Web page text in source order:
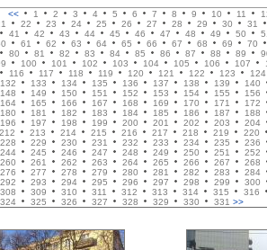
<< 1 2 3 4 5 6 7 8 9 10 11
22 23 24 25 26 27 28 29 30 31
41 42 43 44 45 46 47 48 49 50
61 62 63 64 65 66 67 68 69 70
80 81 82 83 84 85 86 87 88 89
100 101 102 103 104 105 106 107
116 117 118 119 120 121 122 123 124
132 133 134 135 136 137 138 139 140
148 149 150 151 152 153 154 155 156
164 165 166 167 168 169 170 171 172
180 181 182 183 184 185 186 187 188
196 197 198 199 200 201 202 203 204
212 213 214 215 216 217 218 219 220
228 229 230 231 232 233 234 235 236
244 245 246 247 248 249 250 251 252
260 261 262 263 264 265 266 267 268
276 277 278 279 280 281 282 283 284
292 293 294 295 296 297 298 299 300
308 309 310 311 312 313 314 315 316
324 325 326 327 328 329 330 331 >>